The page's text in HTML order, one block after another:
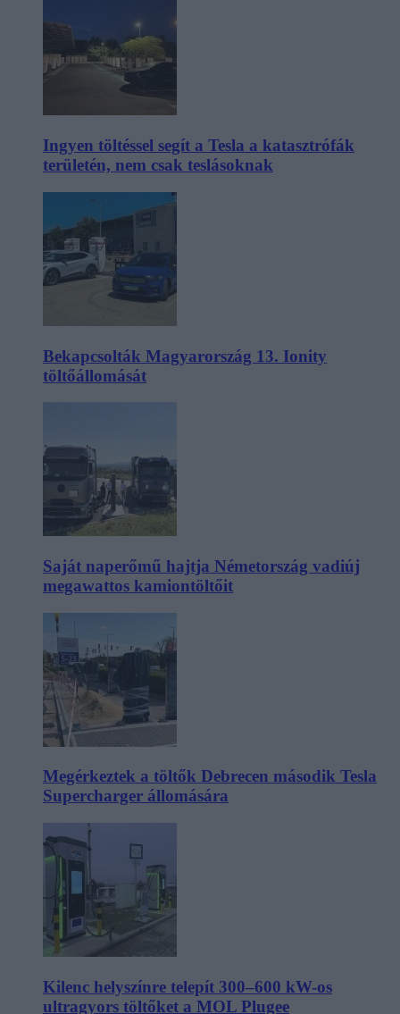
Ingyen töltéssel segít a Tesla a katasztrófák
területén, nem csak teslásoknak
Bekapcsolták Magyarország 13. Ionity
töltőállomását
Saját naperőmű hajtja Németország vadiúj
megawattos kamiontöltőit
Megérkeztek a töltők Debrecen második Tesla
Supercharger állomására
Kilenc helyszínre telepít 300–600 kW-os
ultragyors töltőket a MOL Plugee